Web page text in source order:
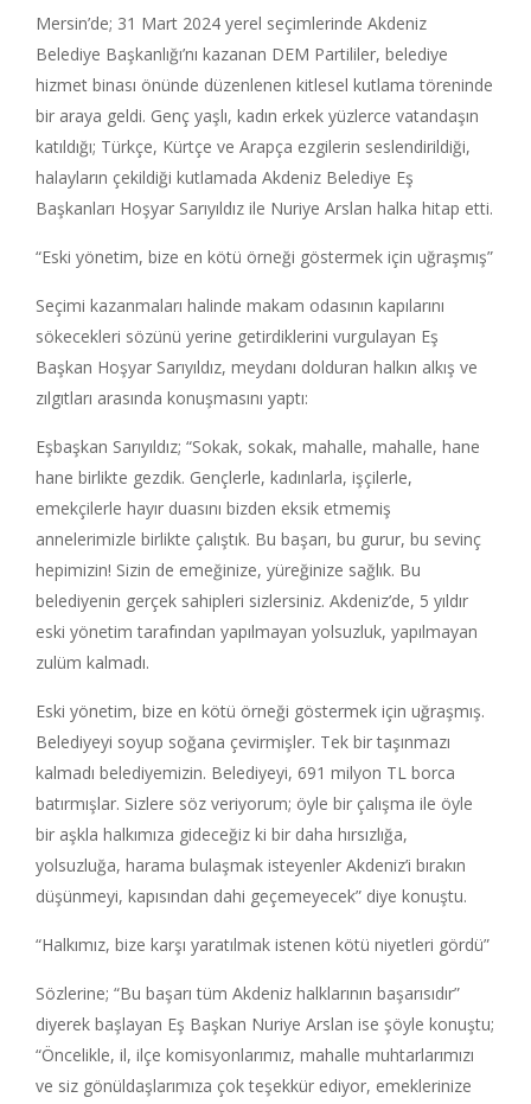
Mersin’de; 31 Mart 2024 yerel seçimlerinde Akdeniz
Belediye Başkanlığı’nı kazanan DEM Partililer, belediye
hizmet binası önünde düzenlenen kitlesel kutlama töreninde
bir araya geldi. Genç yaşlı, kadın erkek yüzlerce vatandaşın
katıldığı; Türkçe, Kürtçe ve Arapça ezgilerin seslendirildiği,
halayların çekildiği kutlamada Akdeniz Belediye Eş
Başkanları Hoşyar Sarıyıldız ile Nuriye Arslan halka hitap etti.
“Eski yönetim, bize en kötü örneği göstermek için uğraşmış”
Seçimi kazanmaları halinde makam odasının kapılarını
sökecekleri sözünü yerine getirdiklerini vurgulayan Eş
Başkan Hoşyar Sarıyıldız, meydanı dolduran halkın alkış ve
zılgıtları arasında konuşmasını yaptı:
Eşbaşkan Sarıyıldız; “Sokak, sokak, mahalle, mahalle, hane
hane birlikte gezdik. Gençlerle, kadınlarla, işçilerle,
emekçilerle hayır duasını bizden eksik etmemiş
annelerimizle birlikte çalıştık. Bu başarı, bu gurur, bu sevinç
hepimizin! Sizin de emeğinize, yüreğinize sağlık. Bu
belediyenin gerçek sahipleri sizlersiniz. Akdeniz’de, 5 yıldır
eski yönetim tarafından yapılmayan yolsuzluk, yapılmayan
zulüm kalmadı.
Eski yönetim, bize en kötü örneği göstermek için uğraşmış.
Belediyeyi soyup soğana çevirmişler. Tek bir taşınmazı
kalmadı belediyemizin. Belediyeyi, 691 milyon TL borca
batırmışlar. Sizlere söz veriyorum; öyle bir çalışma ile öyle
bir aşkla halkımıza gideceğiz ki bir daha hırsızlığa,
yolsuzluğa, harama bulaşmak isteyenler Akdeniz’i bırakın
düşünmeyi, kapısından dahi geçemeyecek” diye konuştu.
“Halkımız, bize karşı yaratılmak istenen kötü niyetleri gördü”
Sözlerine; “Bu başarı tüm Akdeniz halklarının başarısıdır”
diyerek başlayan Eş Başkan Nuriye Arslan ise şöyle konuştu;
“Öncelikle, il, ilçe komisyonlarımız, mahalle muhtarlarımızı
ve siz gönüldaşlarımıza çok teşekkür ediyor, emeklerinize